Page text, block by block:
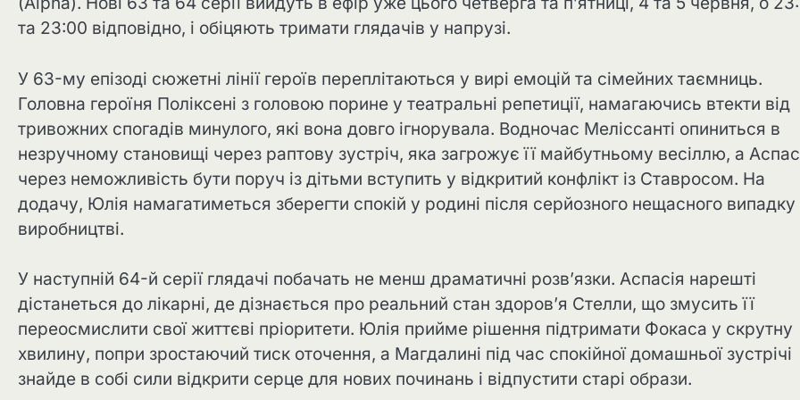
та 23:00 відповідно, і обіцяють тримати глядачів у напрузі.
У 63-му епізоді сюжетні лінії героїв переплітаються у вирі емоцій та сімейних таємниць.
Головна героїня Поліксені з головою порине у театральні репетиції, намагаючись втекти від
тривожних спогадів минулого, які вона довго ігнорувала. Водночас Меліссанті опиниться в
незручному становищі через раптову зустріч, яка загрожує її майбутньому весіллю, а
через неможливість бути поруч із дітьми вступить у відкритий конфлікт із Ставросом. На
додачу, Юлія намагатиметься зберегти спокій у родині після серйозного нещасного випадку
виробництві.
У наступній 64-й серії глядачі побачать не менш драматичні розв’язки. Аспасія нарешті
дістанеться до лікарні, де дізнається про реальний стан здоров’я Стелли, що змусить її
переосмислити свої життєві пріоритети. Юлія прийме рішення підтримати Фокаса у скрутну
хвилину, попри зростаючий тиск оточення, а Магдалині під час спокійної домашньої зустрічі
знайде в собі сили відкрити серце для нових починань і відпустити старі образи.